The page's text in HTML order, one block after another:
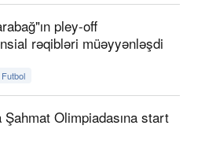
pley-off
rəqibləri müəyyənləşdi
Futbol
Olimpiadasına start